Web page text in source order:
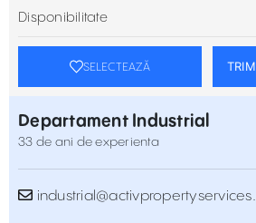
Disponibilitate
SELECTEAZĂ
Departament Industrial
33 de ani de experienta